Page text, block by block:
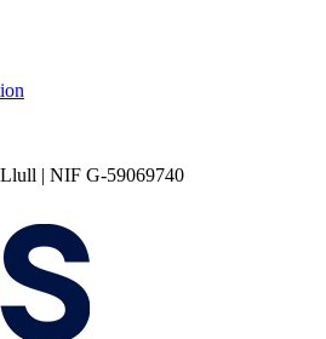
| NIF G-59069740